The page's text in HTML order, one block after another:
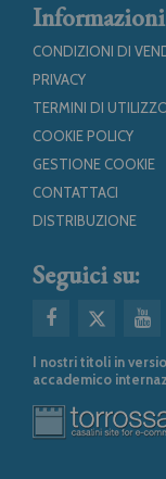
Informazioni
CONDIZIONI DI
PRIVACY
TERMINI DI
COOKIE POLICY
GESTIONE COOKIE
CONTATTACI
DISTRIBUZIONE
Seguici su:
I nostri titoli in
accademico